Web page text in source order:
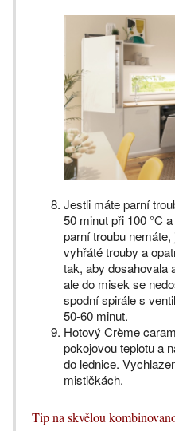
Jestli máte parní
50 minut při 100 °C
parní troubu
vyhřáté trouby a
tak, aby dosahovala
ale do misek se
spodní spirále s
50-60 minut.
Hotový Crème
pokojovou teplotu a
do lednice.
mističkách.
Tip na skvělou